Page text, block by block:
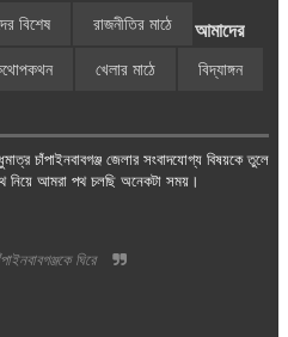
বিশেষ রাজনীতির মাঠে
খেলার মাঠে বিদ্যাঙ্গন
আমাদের
চাঁপাইনবাবগঞ্জ জেলার সংবাদযোগ্য বিষয়কে তুলে
নিয়ে আমরা পথ চলছি অনেকটা সময়।
ঘিরে